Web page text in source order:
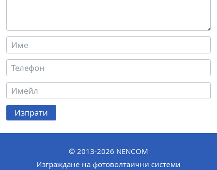
Изпрати
© 2013-2026 NENCOM
Изграждане на фотоволтаични системи